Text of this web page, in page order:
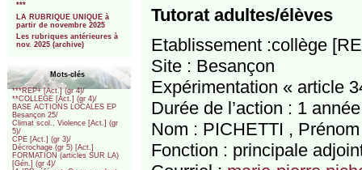
***
LA RUBRIQUE UNIQUE à
partir de novembre 2025
Les rubriques antérieures à
nov. 2025 (archive)
Mots-clés
***REP+ [Act.] (gr 4)/
**COLLEGE [Act.] (gr 4)/
BASE ACTIONS LOCALES EP
Besançon 25/
Climat scol., Violence [Act.] (gr
5)/
CPE [Act.] (gr 3)/
Décrochage (gr 5) [Act.]
FORMATION (articles SUR LA)
[Gén.] (gr 4)/
Tutorat adultes/élèves
Etablissement :collège
Site : Besançon
Expérimentation « article
Durée de l’action : 1 année
Nom : PICHETTI ,
Fonction : principale